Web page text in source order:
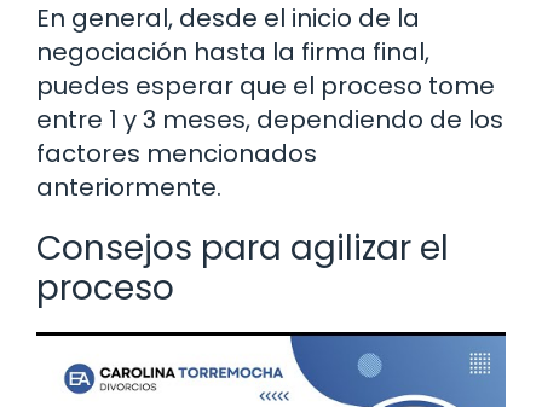
En general, desde el inicio de la
negociación hasta la firma final,
puedes esperar que el proceso tome
entre 1 y 3 meses, dependiendo de los
factores mencionados
anteriormente.
Consejos para agilizar el
proceso